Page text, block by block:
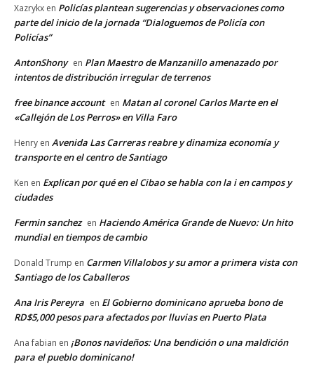
Xazrykx en Policías plantean sugerencias y observaciones como
parte del inicio de la jornada “Dialoguemos de Policía con
Policías”
AntonShony en Plan Maestro de Manzanillo amenazado por
intentos de distribución irregular de terrenos
free binance account en Matan al coronel Carlos Marte en el
«Callejón de Los Perros» en Villa Faro
Henry en Avenida Las Carreras reabre y dinamiza economía y
transporte en el centro de Santiago
Ken en Explican por qué en el Cibao se habla con la i en campos y
ciudades
Fermin sanchez en Haciendo América Grande de Nuevo: Un hito
mundial en tiempos de cambio
Donald Trump en Carmen Villalobos y su amor a primera vista con
Santiago de los Caballeros
Ana Iris Pereyra en El Gobierno dominicano aprueba bono de
RD$5,000 pesos para afectados por lluvias en Puerto Plata
Ana fabian en ¡Bonos navideños: Una bendición o una maldición
para el pueblo dominicano!